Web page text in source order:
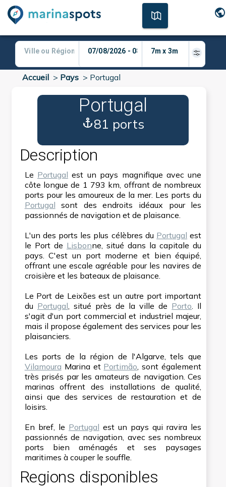
Accueil> Pays> Portugal
Portugal
81 ports
Description
Le Portugal est un pays magnifique avec une
côte longue de 1 793 km, offrant de nombreux
ports pour les amoureux de la mer. Les ports du
Portugal sont des endroits idéaux pour les
passionnés de navigation et de plaisance.
L'un des ports les plus célèbres du Portugal est
le Port de Lisbonne, situé dans la capitale du
pays. C'est un port moderne et bien équipé,
offrant une escale agréable pour les navires de
croisière et les bateaux de plaisance.
Le Port de Leixões est un autre port important
du Portugal, situé près de la ville de Porto. Il
s'agit d'un port commercial et industriel majeur,
mais il propose également des services pour les
plaisanciers.
Les ports de la région de l'Algarve, tels que
Vilamoura Marina et Portimão, sont également
très prisés par les amateurs de navigation. Ces
marinas offrent des installations de qualité,
ainsi que des services de restauration et de
loisirs.
En bref, le Portugal est un pays qui ravira les
passionnés de navigation, avec ses nombreux
ports bien aménagés et ses paysages
maritimes à couper le souffle.
Regions disponibles